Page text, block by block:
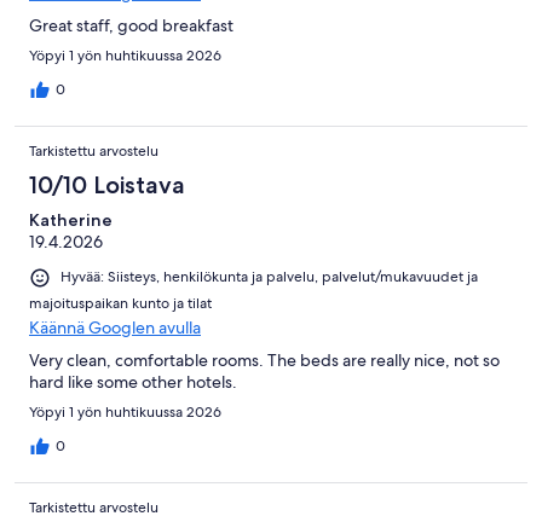
Great staff, good breakfast
Yöpyi 1 yön huhtikuussa 2026
0
Tarkistettu arvostelu
10/10 Loistava
Katherine
19.4.2026
Hyvää: Siisteys, henkilökunta ja palvelu, palvelut/mukavuudet ja
majoituspaikan kunto ja tilat
Käännä Googlen avulla
Very clean, comfortable rooms. The beds are really nice, not so
hard like some other hotels.
Yöpyi 1 yön huhtikuussa 2026
0
Tarkistettu arvostelu